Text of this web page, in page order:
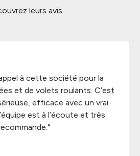
leurs avis.
à cette société pour la
et de volets roulants. C’est
efficace avec un vrai
est à l’écoute et très